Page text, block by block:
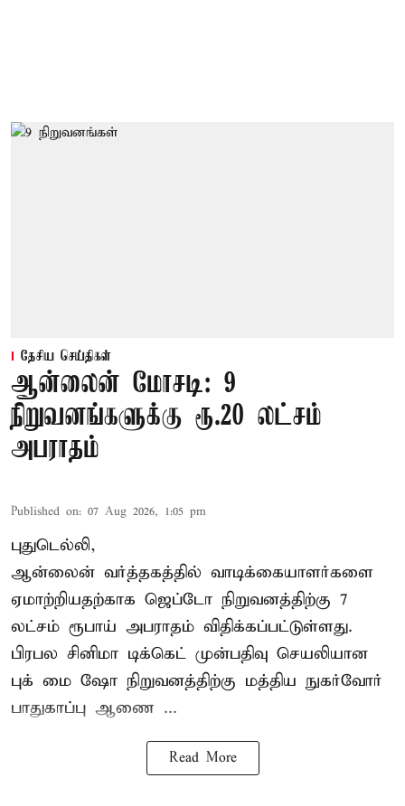
தேசிய செய்திகள்
ஆன்லைன் மோசடி: 9
நிறுவனங்களுக்கு ரூ.20 லட்சம்
அபராதம்
Published on: 07 Aug 2026, 1:05 pm
புதுடெல்லி,
ஆன்லைன் வர்த்தகத்தில் வாடிக்கையாளர்களை
ஏமாற்றியதற்காக ஜெப்டோ நிறுவனத்திற்கு 7
லட்சம் ரூபாய் அபராதம் விதிக்கப்பட்டுள்ளது.
பிரபல சினிமா டிக்கெட் முன்பதிவு செயலியான
புக் மை ஷோ நிறுவனத்திற்கு மத்திய நுகர்வோர்
பாதுகாப்பு ஆணை ...
Read More